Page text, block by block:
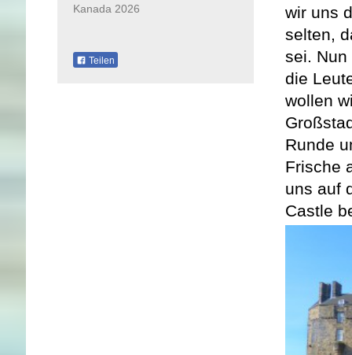
wir uns
selten,
sei.
die
wollen
Runde
Frische
uns auf
Castle
Kanada 2026
Teilen